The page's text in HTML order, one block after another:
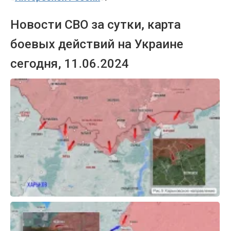
Новости СВО за сутки, карта
боевых действий на Украине
сегодня, 11.06.2024